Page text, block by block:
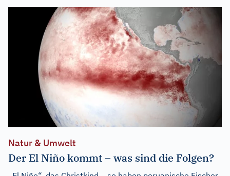
Natur & Umwelt
Der El Niño kommt – was sind die Folgen?